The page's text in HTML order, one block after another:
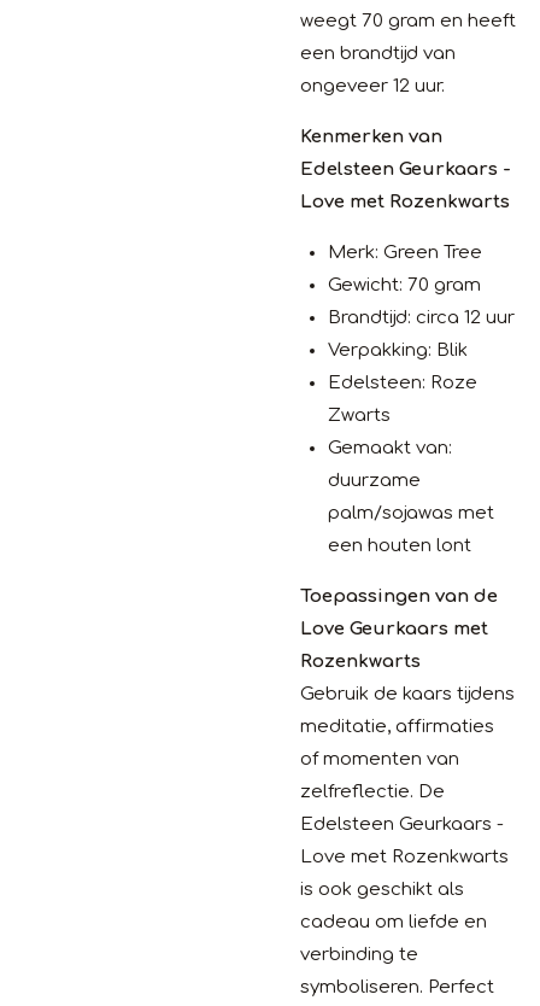
weegt 70 gram en heeft
een brandtijd van
ongeveer 12 uur.
Kenmerken van
Edelsteen Geurkaars -
Love met Rozenkwarts
Merk: Green Tree
Gewicht: 70 gram
Brandtijd: circa 12 uur
Verpakking: Blik
Edelsteen: Roze
Zwarts
Gemaakt van:
duurzame
palm/sojawas met
een houten lont
Toepassingen van de
Love Geurkaars met
Rozenkwarts
Gebruik de kaars tijdens
meditatie, affirmaties
of momenten van
zelfreflectie. De
Edelsteen Geurkaars -
Love met Rozenkwarts
is ook geschikt als
cadeau om liefde en
verbinding te
symboliseren. Perfect